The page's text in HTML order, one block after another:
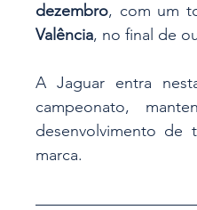
dezembro, com um
Valência, no final de
A Jaguar entra
campeonato,
desenvolvimento de
marca.